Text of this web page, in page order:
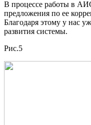
В процессе работы в
предложения по ее
Благодаря этому у нас
развития системы.
Рис.5